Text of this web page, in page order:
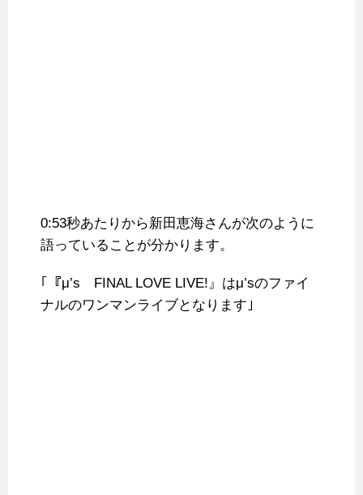
0:53秒あたりから新田恵海さんが次のように
語っていることが分かります。
｢『μ’s FINAL LOVE LIVE!』はμ’sのファイ
ナルのワンマンライブとなります｣